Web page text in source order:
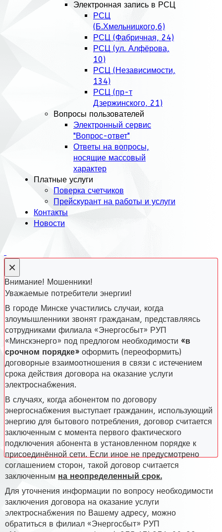
Электронная запись в РСЦ
РСЦ
(Б.Хмельницкого,6)
РСЦ (Фабричная, 24)
РСЦ (ул. Алфёрова,
10)
РСЦ (Независимости,
134)
РСЦ (пр-т
Дзержинского, 21)
Вопросы пользователей
Электронный сервис
"Вопрос-ответ"
Ответы на вопросы,
носящие массовый
характер
Платные услуги
Поверка счетчиков
Прейскурант на работы и услуги
Контакты
Новости
×
Внимание! Мошенники!
Уважаемые потребители энергии!
В городе Минске участились случаи, когда
злоумышленники звонят гражданам, представляясь
сотрудниками филиала «Энергосбыт» РУП
«Минскэнерго» под предлогом необходимости «в
срочном порядке» оформить (переоформить)
договорные взаимоотношения в связи с истечением
срока действия договора на оказание услуги
электроснабжения.
В случаях, когда абонентом по договору
энергоснабжения выступает гражданин, использующий
энергию для бытового потребления, договор считается
заключенным с момента первого фактического
подключения абонента в установленном порядке к
присоединённой сети. Если иное не предусмотрено
соглашением сторон, такой договор считается
заключенным на неопределенный срок.
Для уточнения информации по вопросу необходимости
заключения договора на оказание услуги
электроснабжения по Вашему адресу, можно
обратиться в филиал «Энергосбыт» РУП